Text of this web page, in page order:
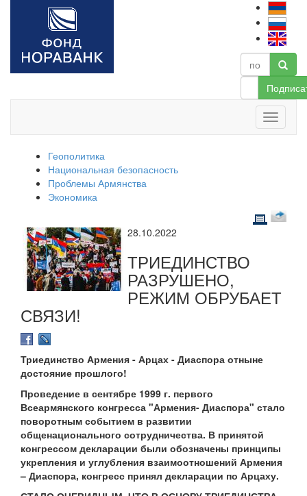
Геополитика
Национальная безопасность
Проблемы Армянства
Экономика
28.10.2022
ТРИЕДИНСТВО
РАЗРУШЕНО,
РЕЖИМ ОБРУБАЕТ
СВЯЗИ!
Триединство Армения - Арцах - Диаспора отныне
достояние прошлого!
Проведение в сентябре 1999 г. первого
Всеармянского конгресса "Армения- Диаспора" стало
поворотным событием в развитии
общенационального сотрудничества. В принятой
конгрессом декларации были обозначены принципы
укрепления и углубления взаимоотношений Армения
– Диаспора, конгресс принял декларации по Арцаху.